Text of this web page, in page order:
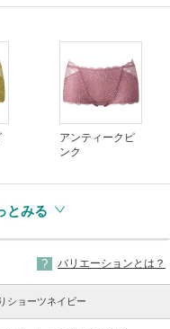
アンティークピ
ンク
とみる
バリエーションとは？
ショーツネイビー